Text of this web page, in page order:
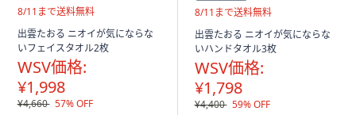
送
無
料
8/11まで送料無料
出雲たおる ニオイが気にならな
いフェイスタオル2枚
WSV価格:
¥1,998
¥4,660 57% OFF
送
無
料
8/11まで送料無料
出雲たおる ニオイが気にならな
いハンドタオル3枚
WSV価格:
¥1,798
¥4,400 59% OFF